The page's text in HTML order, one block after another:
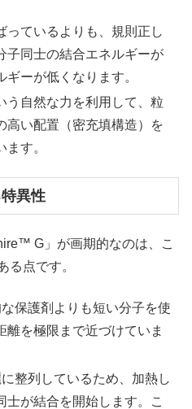
っているよりも、規則正し
子同士の結合エネルギーが
ーが低くなります。
う自然な力を利用して、粒
高い配置（密充填構造）を
す。
異性
G」が画期的なのは、こ
る点です。
保護剤よりも短い分子を使
離を極限まで近づけていま
整列しているため、加熱し
士が結合を開始します。こ